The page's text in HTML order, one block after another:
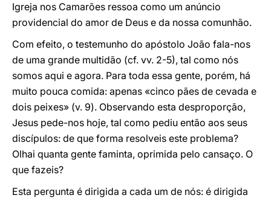
Igreja nos Camarões ressoa como um anúncio
providencial do amor de Deus e da nossa comunhão.
Com efeito, o testemunho do apóstolo João fala-nos
de uma grande multidão (cf. vv. 2-5), tal como nós
somos aqui e agora. Para toda essa gente, porém, há
muito pouca comida: apenas «cinco pães de cevada e
dois peixes» (v. 9). Observando esta desproporção,
Jesus pede-nos hoje, tal como pediu então aos seus
discípulos: de que forma resolveis este problema?
Olhai quanta gente faminta, oprimida pelo cansaço. O
que fazeis?
Esta pergunta é dirigida a cada um de nós: é dirigida